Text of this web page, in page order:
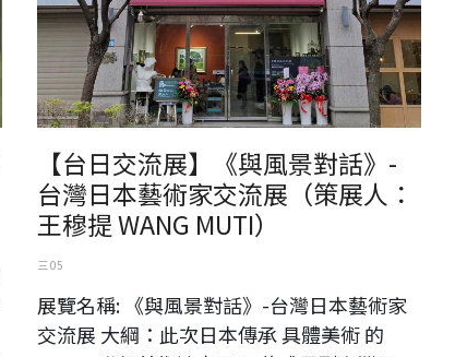
【台日交流展】《與風景對話》-
台灣日本藝術家交流展（策展人：
王穆提 WANG MUTI）
三 05
展覽名稱: 《與風景對話》-台灣日本藝術家
交流展 大綱：此次日本傳承 具體美術 的